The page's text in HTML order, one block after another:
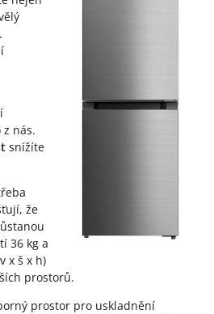
nás.
snížíte
že
36 kg a
x š x h)
prostorů.
prostor pro uskladnění